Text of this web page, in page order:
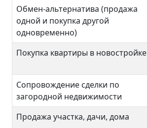
Обмен-альтернатива (продажа
одной и покупка другой
одновременно)
Покупка квартиры в новостройке
Сопровождение сделки по
загородной недвижимости
Продажа участка, дачи, дома